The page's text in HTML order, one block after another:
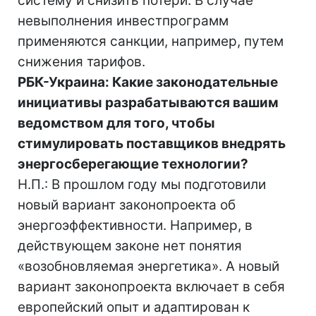
невыполнения инвестпрограмм
применяются санкции, например, путем
снижения тарифов.
РБК-Украина: Какие законодательные
инициативы разрабатываются вашим
ведомством для того, чтобы
стимулировать поставщиков внедрять
энергосберегающие технологии?
Н.П.: В прошлом году мы подготовили
новый вариант законопроекта об
энергоэффективности. Например, в
действующем законе нет понятия
«возобновляемая энергетика». А новый
вариант законопроекта включает в себя
европейский опыт и адаптирован к